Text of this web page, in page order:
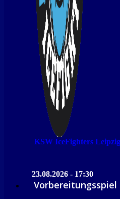
KSW IceFighters Leipzig
23.08.2026 - 17:30
Vorbereitungsspiel